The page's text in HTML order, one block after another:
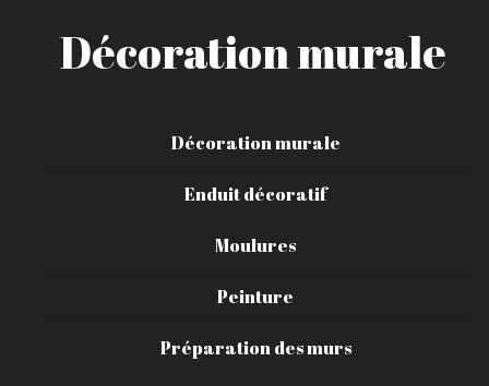
Décoration murale
Décoration murale
Enduit décoratif
Moulures
Peinture
Préparation des murs